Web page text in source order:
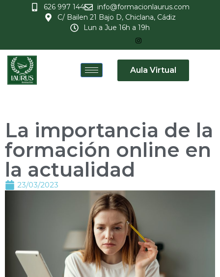
626 997 144
info@formacionlaurus.com
C/ Bailen 21 Bajo D, Chiclana, Cádiz
Lun a Jue 16h a 19h
Aula Virtual
La importancia de la
formación online en
la actualidad
23/03/2023